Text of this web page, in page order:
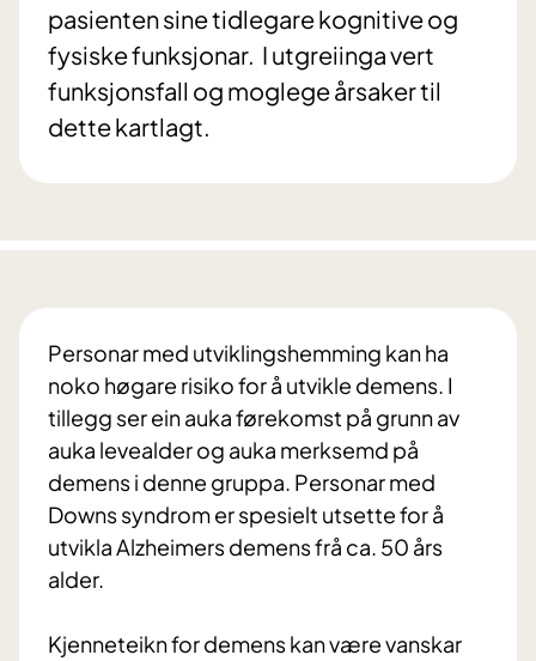
pasienten sine tidlegare kognitive og
fysiske funksjonar. I utgreiinga vert
funksjonsfall og moglege årsaker til
dette kartlagt.
Personar med utviklingshemming kan ha
noko høgare risiko for å utvikle demens. I
tillegg ser ein auka førekomst på grunn av
auka levealder og auka merksemd på
demens i denne gruppa. Personar med
Downs syndrom er spesielt utsette for å
utvikla Alzheimers demens frå ca. 50 års
alder.
Kjenneteikn for demens kan være vanskar